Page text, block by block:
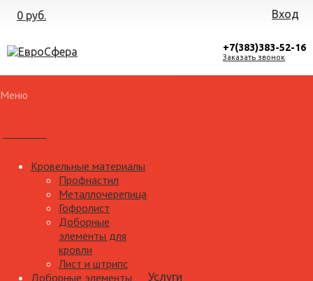
0 руб. Вход
+7(383)383-52-16
Заказать звонок
Меню
Кровельные материалы
Профнастил
Металлочерепица
Гофролист
Доборные
элементы для
кровли
Лист и штрипс
Доборные элементы
Услуги